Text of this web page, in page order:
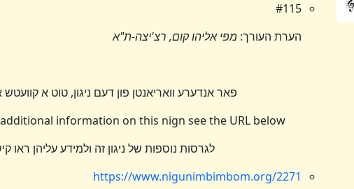
#115
הערת העורך: מפי אליהו קום, רצ'יצה-ת"א
פאר אנדערע וואריאנטן פון דעם ניגון, טוט א קוועטש
information on this nign see the URL below
לגרסות נוספות של ניגון זה ולמידע עליהן ראו
https://www.nigunimbimbom.org/2271